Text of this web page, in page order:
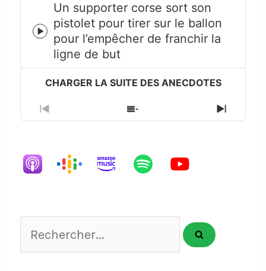
Episode
play
icon
Un supporter corse sort son
pistolet pour tirer sur le ballon
pour l’empêcher de franchir la
ligne de but
Previous
Episode
Show
Episodes
Next
Episode
Rechercher...